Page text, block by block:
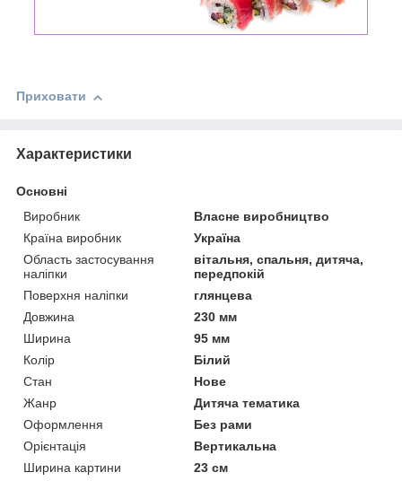
Приховати
Характеристики
Основні
Виробник
Власне виробництво
Країна виробник
Україна
Область застосування
наліпки
вітальня, спальня, дитяча,
передпокій
Поверхня наліпки
глянцева
Довжина
230 мм
Ширина
95 мм
Колір
Білий
Стан
Нове
Жанр
Дитяча тематика
Оформлення
Без рами
Орієнтація
Вертикальна
Ширина картини
23 см